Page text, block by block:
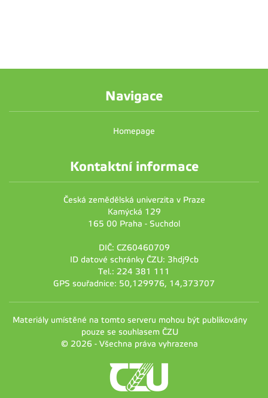
Navigace
Homepage
Kontaktní informace
Česká zemědělská univerzita v Praze
Kamýcká 129
165 00 Praha - Suchdol
DIČ: CZ60460709
ID datové schránky ČZU: 3hdj9cb
Tel.: 224 381 111
GPS souřadnice: 50,129976, 14,373707
Materiály umístěné na tomto serveru mohou být publikovány
pouze se souhlasem ČZU
© 2026 - Všechna práva vyhrazena